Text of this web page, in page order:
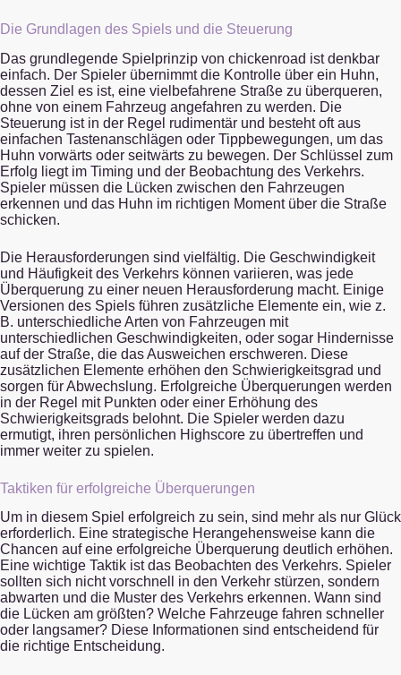
Die Grundlagen des Spiels und die Steuerung
Das grundlegende Spielprinzip von chickenroad ist denkbar
einfach. Der Spieler übernimmt die Kontrolle über ein Huhn,
dessen Ziel es ist, eine vielbefahrene Straße zu überqueren,
ohne von einem Fahrzeug angefahren zu werden. Die
Steuerung ist in der Regel rudimentär und besteht oft aus
einfachen Tastenanschlägen oder Tippbewegungen, um das
Huhn vorwärts oder seitwärts zu bewegen. Der Schlüssel zum
Erfolg liegt im Timing und der Beobachtung des Verkehrs.
Spieler müssen die Lücken zwischen den Fahrzeugen
erkennen und das Huhn im richtigen Moment über die Straße
schicken.
Die Herausforderungen sind vielfältig. Die Geschwindigkeit
und Häufigkeit des Verkehrs können variieren, was jede
Überquerung zu einer neuen Herausforderung macht. Einige
Versionen des Spiels führen zusätzliche Elemente ein, wie z.
B. unterschiedliche Arten von Fahrzeugen mit
unterschiedlichen Geschwindigkeiten, oder sogar Hindernisse
auf der Straße, die das Ausweichen erschweren. Diese
zusätzlichen Elemente erhöhen den Schwierigkeitsgrad und
sorgen für Abwechslung. Erfolgreiche Überquerungen werden
in der Regel mit Punkten oder einer Erhöhung des
Schwierigkeitsgrads belohnt. Die Spieler werden dazu
ermutigt, ihren persönlichen Highscore zu übertreffen und
immer weiter zu spielen.
Taktiken für erfolgreiche Überquerungen
Um in diesem Spiel erfolgreich zu sein, sind mehr als nur Glück
erforderlich. Eine strategische Herangehensweise kann die
Chancen auf eine erfolgreiche Überquerung deutlich erhöhen.
Eine wichtige Taktik ist das Beobachten des Verkehrs. Spieler
sollten sich nicht vorschnell in den Verkehr stürzen, sondern
abwarten und die Muster des Verkehrs erkennen. Wann sind
die Lücken am größten? Welche Fahrzeuge fahren schneller
oder langsamer? Diese Informationen sind entscheidend für
die richtige Entscheidung.